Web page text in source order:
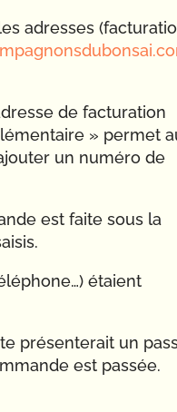
adresses
de facturation
» permet
un numéro de
est faite sous la
étaient
présenterait un
est passée.